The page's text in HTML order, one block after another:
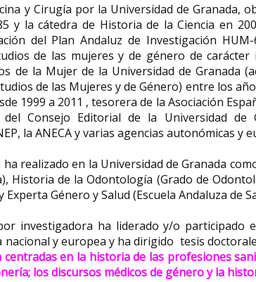
y Cirugía por la Universidad de Granada,
y la cátedra de Historia de la Ciencia en
del Plan Andaluz de Investigación
de las mujeres y de género de
de la Mujer de la Universidad de Granada
de las Mujeres y de Género) entre los
1999 a 2011 , tesorera de la Asociación
del Consejo Editorial de la Universidad
la ANECA y varias agencias autonómicas y
realizado en la Universidad de Granada
Historia de la Odontología (Grado de
Género y Salud (Escuela Andaluza de
investigadora ha liderado y/o participado
nacional y europea y ha dirigido tesis
centradas en la historia de las profesiones
los discursos médicos de género y la